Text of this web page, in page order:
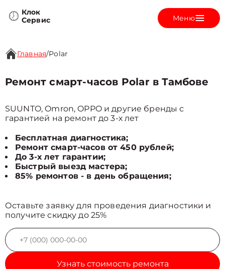
Клок
Сервис
Меню
Главная/Polar
Ремонт смарт-часов Polar в Тамбове
SUUNTO, Omron, OPPO и другие бренды с
гарантией на ремонт до 3-х лет
Бесплатная диагностика;
Ремонт смарт-часов от 450 рублей;
До 3-х лет гарантии;
Быстрый выезд мастера;
85% ремонтов - в день обращения;
Оставьте заявку для проведения диагностики и
получите скидку до 25%
Узнать стоимость ремонта